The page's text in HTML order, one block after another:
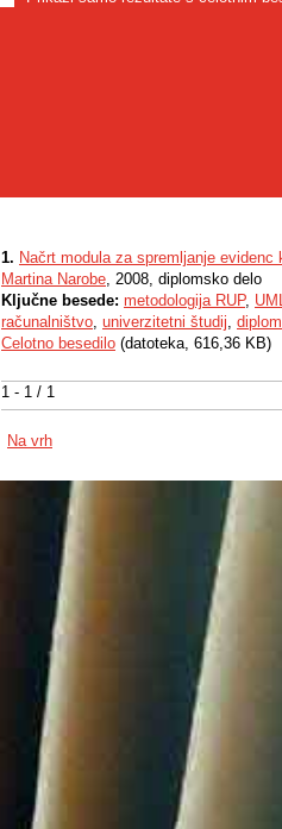
1 - 1 / 1
1. Načrt modula za spremljanje evidenc
Martina Narobe, 2008, diplomsko delo
Ključne besede: metodologija RUP,
računalništvo, univerzitetni študij,
Celotno besedilo (datoteka, 616,36 KB)
Na vrh